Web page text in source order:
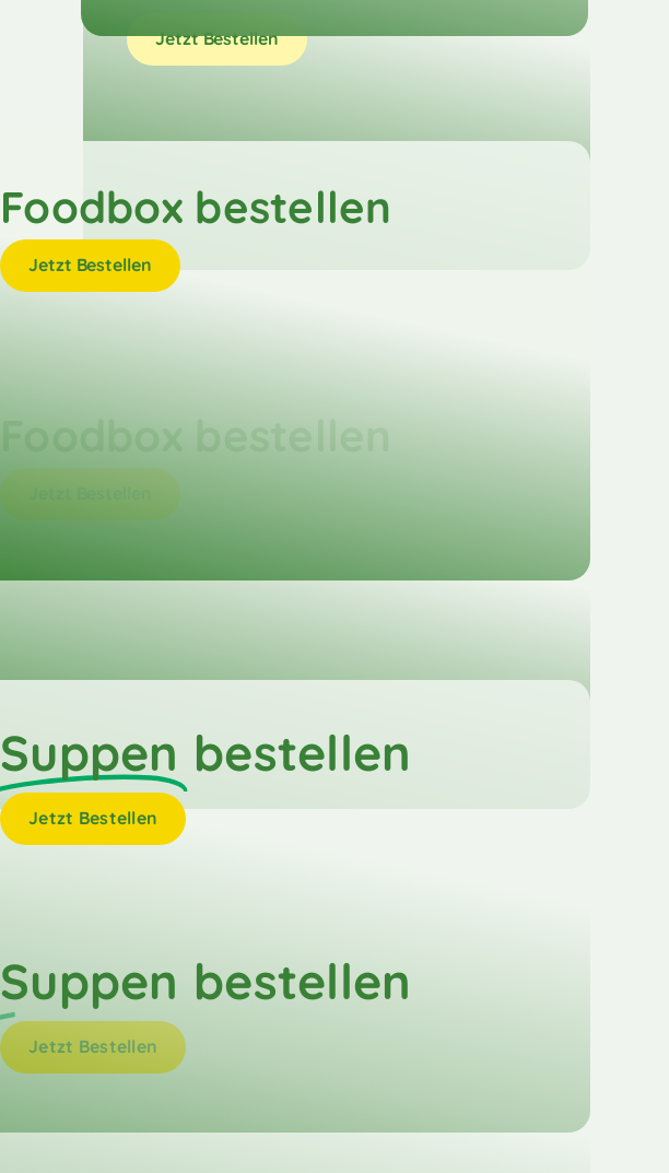
Jetzt Bestellen
Foodbox bestellen
Suppen bestellen
Jetzt Bestellen
Foodbox bestellen
Jetzt Bestellen
Suppen bestellen
Jetzt Bestellen